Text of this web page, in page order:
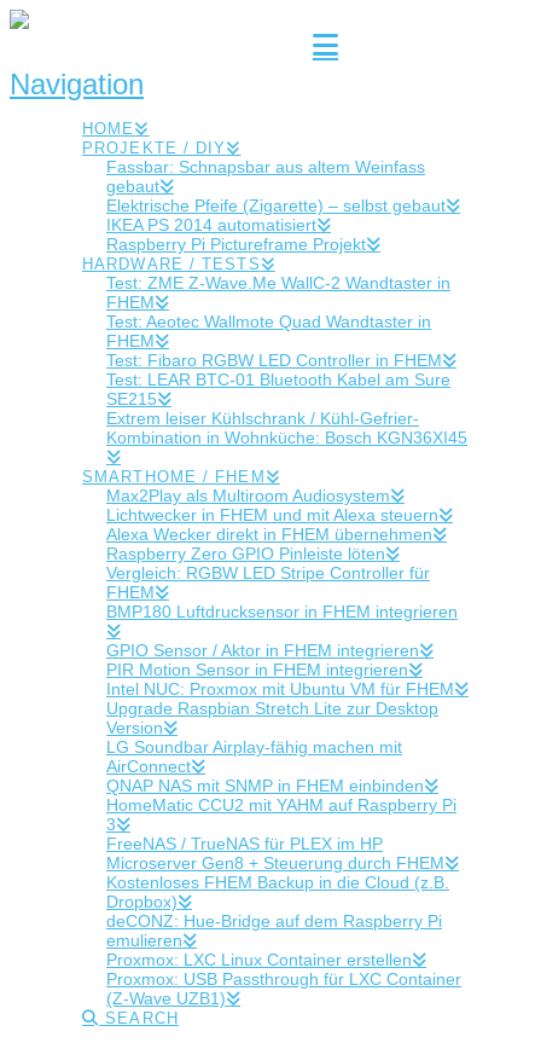
Navigation
HOME
PROJEKTE / DIY
Fassbar: Schnapsbar aus altem Weinfass
gebaut
Elektrische Pfeife (Zigarette) – selbst gebaut
IKEA PS 2014 automatisiert
Raspberry Pi Pictureframe Projekt
HARDWARE / TESTS
Test: ZME Z-Wave.Me WallC-2 Wandtaster in
FHEM
Test: Aeotec Wallmote Quad Wandtaster in
FHEM
Test: Fibaro RGBW LED Controller in FHEM
Test: LEAR BTC-01 Bluetooth Kabel am Sure
SE215
Extrem leiser Kühlschrank / Kühl-Gefrier-
Kombination in Wohnküche: Bosch KGN36XI45
SMARTHOME / FHEM
Max2Play als Multiroom Audiosystem
Lichtwecker in FHEM und mit Alexa steuern
Alexa Wecker direkt in FHEM übernehmen
Raspberry Zero GPIO Pinleiste löten
Vergleich: RGBW LED Stripe Controller für
FHEM
BMP180 Luftdrucksensor in FHEM integrieren
GPIO Sensor / Aktor in FHEM integrieren
PIR Motion Sensor in FHEM integrieren
Intel NUC: Proxmox mit Ubuntu VM für FHEM
Upgrade Raspbian Stretch Lite zur Desktop
Version
LG Soundbar Airplay-fähig machen mit
AirConnect
QNAP NAS mit SNMP in FHEM einbinden
HomeMatic CCU2 mit YAHM auf Raspberry Pi
3
FreeNAS / TrueNAS für PLEX im HP
Microserver Gen8 + Steuerung durch FHEM
Kostenloses FHEM Backup in die Cloud (z.B.
Dropbox)
deCONZ: Hue-Bridge auf dem Raspberry Pi
emulieren
Proxmox: LXC Linux Container erstellen
Proxmox: USB Passthrough für LXC Container
(Z-Wave UZB1)
SEARCH